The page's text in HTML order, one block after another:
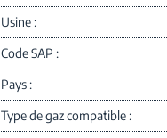
Usine
Code SAP
Pays
Type de gaz compatible